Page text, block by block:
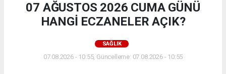
07 AĞUSTOS 2026 CUMA GÜNÜ
HANGİ ECZANELER AÇIK?
SAĞLIK
07.08.2026 - 10:55, Güncelleme: 07.08.2026 - 10:55